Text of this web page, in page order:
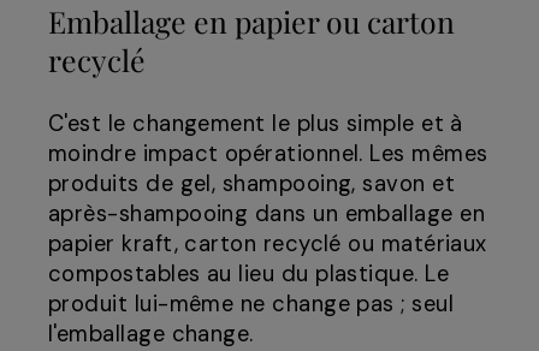
Emballage en papier ou carton
recyclé
C'est le changement le plus simple et à
moindre impact opérationnel. Les mêmes
produits de gel, shampooing, savon et
après-shampooing dans un emballage en
papier kraft, carton recyclé ou matériaux
compostables au lieu du plastique. Le
produit lui-même ne change pas ; seul
l'emballage change.